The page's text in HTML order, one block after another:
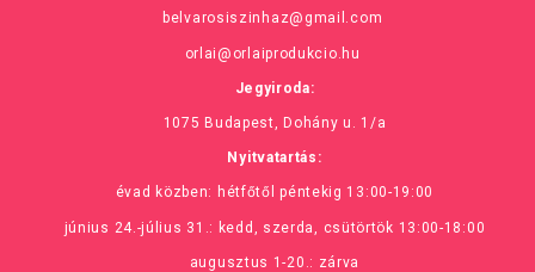
belvarosiszinhaz@gmail.com
orlai@orlaiprodukcio.hu
Jegyiroda:
1075 Budapest, Dohány u. 1/a
Nyitvatartás:
évad közben: hétfőtől péntekig 13:00-19:00
június 24.-július 31.: kedd, szerda, csütörtök 13:00-18:00
augusztus 1-20.: zárva